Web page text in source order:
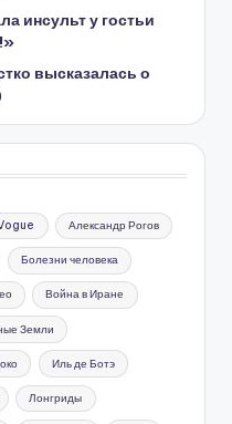
инсульт у гостьи
высказалась о
Александр Рогов
Болезни человека
Война в Иране
Земли
Иль де Ботэ
Лонгриды